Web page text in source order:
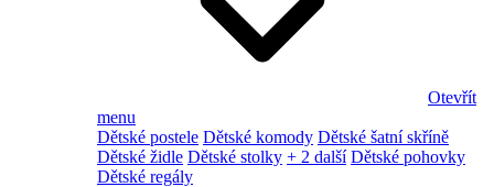
Otevřít
menu
Dětské postele Dětské komody Dětské šatní skříně
Dětské židle Dětské stolky + 2 další Dětské pohovky
Dětské regály